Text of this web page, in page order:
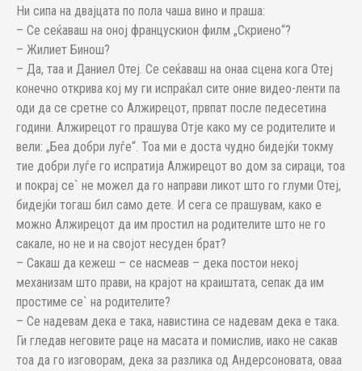
Ни сипа на двајцата по пола чаша вино и праша:
– Се сеќаваш на оној францускион филм „Скриено“?
– Жилиет Бинош?
– Да, таа и Даниел Отеј. Се сеќаваш на онаа сцена кога Отеј
конечно открива кој му ги испраќал сите оние видео-ленти па
оди да се сретне со Алжирецот, првпат после педесетина
години. Алжирецот го прашува Отје како му се родителите и
вели: „Беа добри луѓе“. Тоа ми е доста чудно бидејќи токму
тие добри луѓе го испратија Алжирeцот во дом за сираци, тоа
и покрај се` не можел да го направи ликот што го глуми Отеј,
бидејќи тогаш бил само дете. И сега се прашувам, како е
можно Алжирецот да им простил на родителите што не го
сакале, но не и на својот несуден брат?
– Сакаш да кежеш – се насмеав – дека постои некој
механизам што прави, на крајот на краиштата, сепак да им
простиме се` на родителите?
– Се надевам дека е така, навистина се надевам дека е така.
Ги гледав неговите раце на масата и помислив, иако не сакав
тоа да го изговорам, дека за разлика од Андерсоновата, оваа